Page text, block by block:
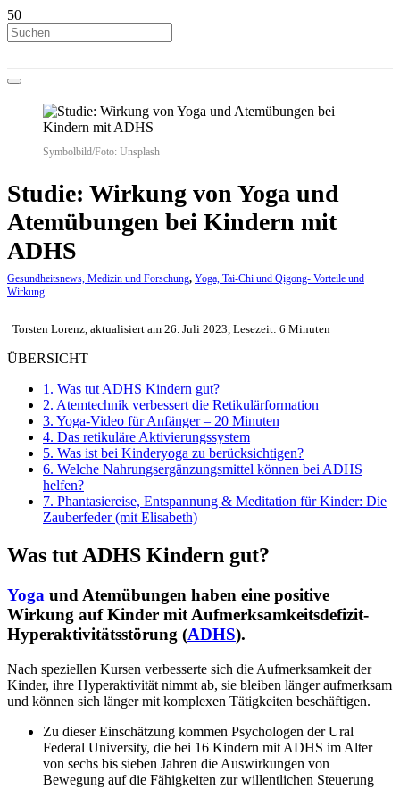
Symbolbild/Foto: Unsplash
Studie: Wirkung von Yoga und
Atemübungen bei Kindern mit
ADHS
Gesundheitsnews, Medizin und Forschung, Yoga, Tai-Chi und Qigong- Vorteile und
Wirkung
Torsten Lorenz, aktualisiert am 26. Juli 2023, Lesezeit: 6 Minuten
ÜBERSICHT
1. Was tut ADHS Kindern gut?
2. Atemtechnik verbessert die Retikulärformation
3. Yoga-Video für Anfänger – 20 Minuten
4. Das retikuläre Aktivierungssystem
5. Was ist bei Kinderyoga zu berücksichtigen?
6. Welche Nahrungsergänzungsmittel können bei ADHS
helfen?
7. Phantasiereise, Entspannung & Meditation für Kinder: Die
Zauberfeder (mit Elisabeth)
Was tut ADHS Kindern gut?
Yoga und Atemübungen haben eine positive
Wirkung auf Kinder mit Aufmerksamkeitsdefizit-
Hyperaktivitätsstörung (ADHS).
Nach speziellen Kursen verbesserte sich die Aufmerksamkeit der
Kinder, ihre Hyperaktivität nimmt ab, sie bleiben länger aufmerksam
und können sich länger mit komplexen Tätigkeiten beschäftigen.
Zu dieser Einschätzung kommen Psychologen der Ural
Federal University, die bei 16 Kindern mit ADHS im Alter
von sechs bis sieben Jahren die Auswirkungen von
Bewegung auf die Fähigkeiten zur willentlichen Steuerung